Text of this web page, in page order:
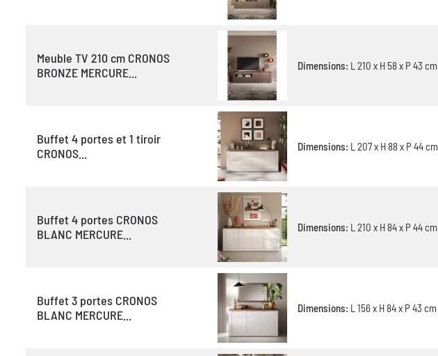
Meuble TV 210 cm CRONOS
BRONZE MERCURE...
Dimensions: L 210 x H 58 x P 43 cm
Buffet 4 portes et 1 tiroir
CRONOS...
Dimensions: L 207 x H 88 x P 44 cm
Buffet 4 portes CRONOS
BLANC MERCURE...
Dimensions: L 210 x H 84 x P 44 cm
Buffet 3 portes CRONOS
BLANC MERCURE...
Dimensions: L 156 x H 84 x P 43 cm